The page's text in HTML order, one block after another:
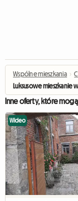
Wspólne mieszkania ›
Luksusowe mieszkanie
Inne oferty, które
Wideo